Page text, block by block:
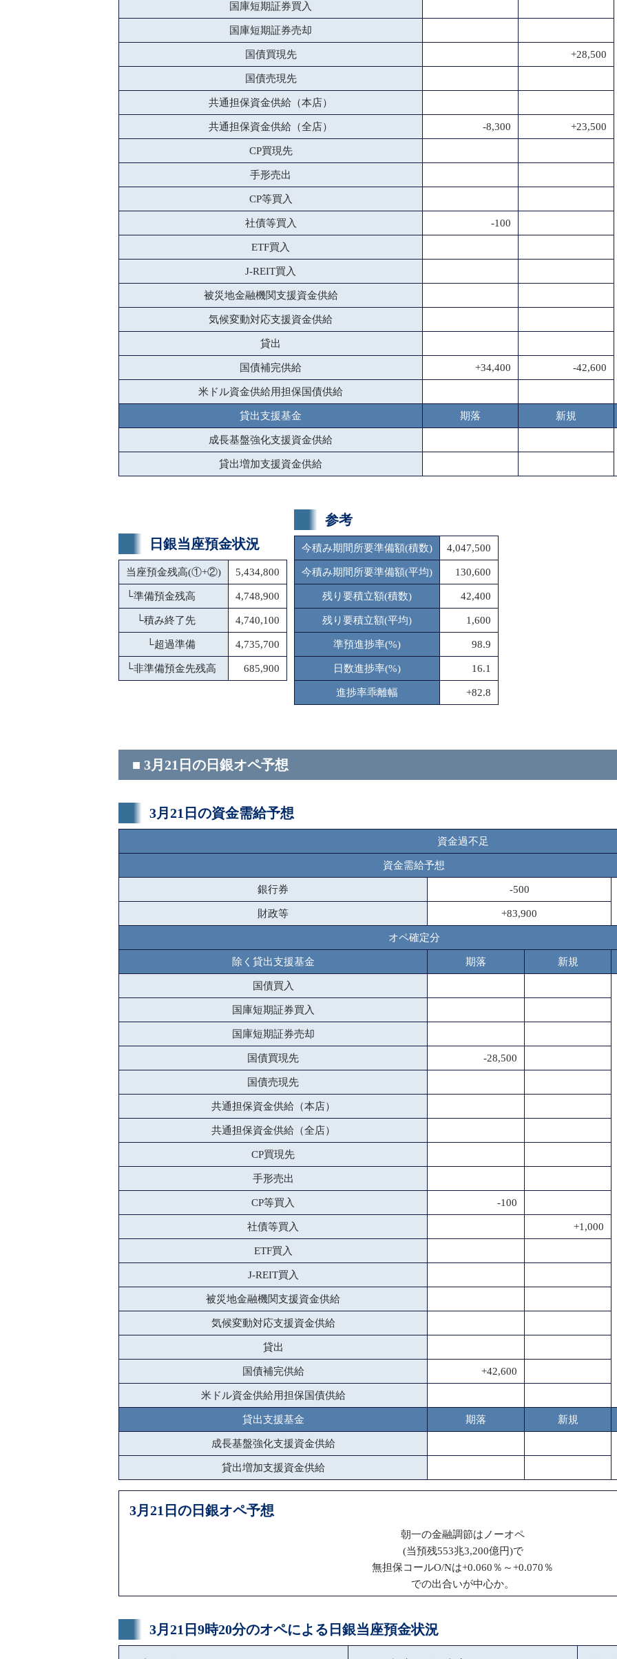
国庫短期証券買入
国庫短期証券売却
国債買現先 +28,500
国債売現先
共通担保資金供給（本店）
共通担保資金供給（全店） -8,300 +23,500
CP買現先
手形売出
CP等買入
社債等買入 -100
ETF買入
J-REIT買入
被災地金融機関支援資金供給
気候変動対応支援資金供給
貸出
国債補完供給 +34,400 -42,600
米ドル資金供給用担保国債供給
貸出支援基金 期落 新規
成長基盤強化支援資金供給
貸出増加支援資金供給
日銀当座預金状況
当座預金残高(①+②) 5,434,800
└準備預金残高 4,748,900
└積み終了先 4,740,100
└超過準備 4,735,700
└非準備預金先残高 685,900
参考
今積み期間所要準備額(積数) 4,047,500
今積み期間所要準備額(平均) 130,600
残り要積立額(積数) 42,400
残り要積立額(平均) 1,600
準預進捗率(%) 98.9
日数進捗率(%) 16.1
進捗率乖離幅 +82.8
■ 3月21日の日銀オペ予想
3月21日の資金需給予想
資金過不足
資金需給予想
銀行券 -500
財政等 +83,900
オペ確定分
除く貸出支援基金 期落 新規
国債買入
国庫短期証券買入
国庫短期証券売却
国債買現先 -28,500
国債売現先
共通担保資金供給（本店）
共通担保資金供給（全店）
CP買現先
手形売出
CP等買入 -100
社債等買入 +1,000
ETF買入
J-REIT買入
被災地金融機関支援資金供給
気候変動対応支援資金供給
貸出
国債補完供給 +42,600
米ドル資金供給用担保国債供給
貸出支援基金 期落 新規
成長基盤強化支援資金供給
貸出増加支援資金供給
3月21日の日銀オペ予想
朝一の金融調節はノーオペ
(当預残553兆3,200億円)で
無担保コールO/Nは+0.060％～+0.070％
での出合いが中心か。
3月21日9時20分のオペによる日銀当座預金状況